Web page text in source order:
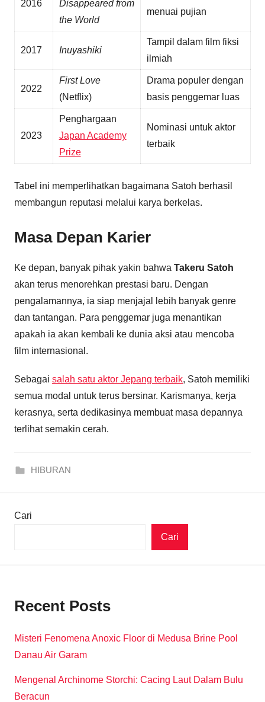
2016
Disappeared from
the World
menuai pujian
2017 Inuyashiki
Tampil dalam film fiksi
ilmiah
2022
First Love
(Netflix)
Drama populer dengan
basis penggemar luas
2023
Penghargaan
Japan Academy
Prize
Nominasi untuk aktor
terbaik
Tabel ini memperlihatkan bagaimana Satoh berhasil
membangun reputasi melalui karya berkelas.
Masa Depan Karier
Ke depan, banyak pihak yakin bahwa Takeru Satoh
akan terus menorehkan prestasi baru. Dengan
pengalamannya, ia siap menjajal lebih banyak genre
dan tantangan. Para penggemar juga menantikan
apakah ia akan kembali ke dunia aksi atau mencoba
film internasional.
Sebagai salah satu aktor Jepang terbaik, Satoh memiliki
semua modal untuk terus bersinar. Karismanya, kerja
kerasnya, serta dedikasinya membuat masa depannya
terlihat semakin cerah.
HIBURAN
Cari
Cari
Recent Posts
Misteri Fenomena Anoxic Floor di Medusa Brine Pool
Danau Air Garam
Mengenal Archinome Storchi: Cacing Laut Dalam Bulu
Beracun